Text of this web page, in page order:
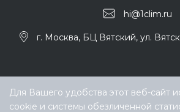
hi@1clim.ru
г. Москва, БЦ Вятский, ул.
Для Вашего удобства этот веб-сайт
cookie и системы обезличенной